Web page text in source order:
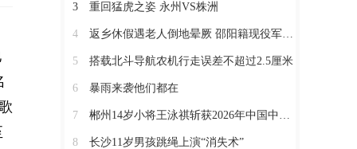
3 重回猛虎之姿 永州VS株洲
4 返乡休假遇老人倒地晕厥 邵阳籍现役军人挺身而出
5 搭载北斗导航农机行走误差不超过2.5厘米
6 暴雨来袭他们都在
7 郴州14岁小将王泳祺斩获2026年中国中学生攀岩锦标赛一金两铜
8 长沙11岁男孩跳绳上演“消失术”